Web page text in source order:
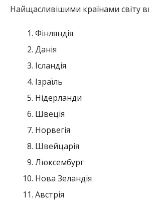
Найщасливішими країнами світу
Фінляндія
Данія
Ісландія
Ізраїль
Нідерланди
Швеція
Норвегія
Швейцарія
Люксембург
Нова Зеландія
Австрія